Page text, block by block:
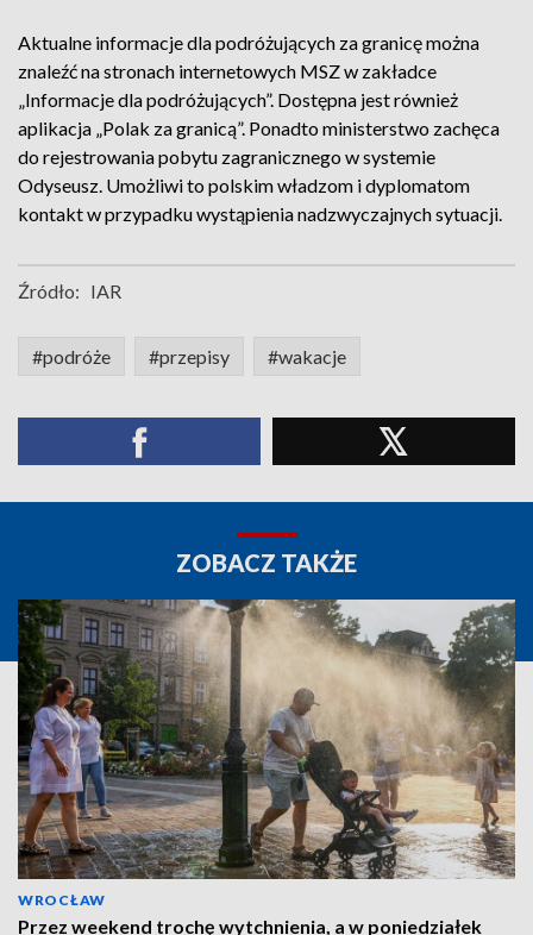
Aktualne informacje dla podróżujących za granicę można
znaleźć na stronach internetowych MSZ w zakładce
„Informacje dla podróżujących”. Dostępna jest również
aplikacja „Polak za granicą”. Ponadto ministerstwo zachęca
do rejestrowania pobytu zagranicznego w systemie
Odyseusz. Umożliwi to polskim władzom i dyplomatom
kontakt w przypadku wystąpienia nadzwyczajnych sytuacji.
Źródło: IAR
#podróże #przepisy #wakacje
ZOBACZ TAKŻE
WROCŁAW
Przez weekend trochę wytchnienia, a w poniedziałek